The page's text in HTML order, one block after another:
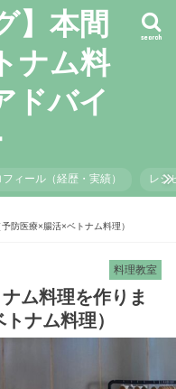
】本間
ナム料
ドバイ
search
フィール（経歴・実績） レシ
防医療×腸活×ベトナム料理）
料理教室
ム料理を作りま
ナム料理）